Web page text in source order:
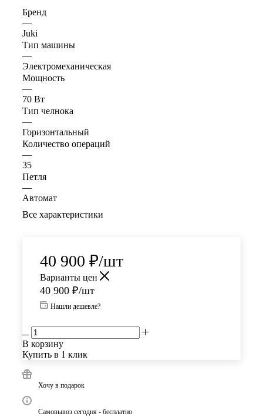
Бренд
—
Juki
Тип машины
—
Электромеханическая
Мощность
—
70 Вт
Тип челнока
—
Горизонтальный
Количество операций
—
35
Петля
—
Автомат
Все характеристики
40 900 ₽/шт
Варианты цен
40 900 ₽/шт
Нашли дешевле?
В корзину
Купить в 1 клик
Хочу в подарок
Самовывоз сегодня - бесплатно